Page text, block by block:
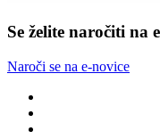
Se želite naročiti na
Naroči se na e-novice